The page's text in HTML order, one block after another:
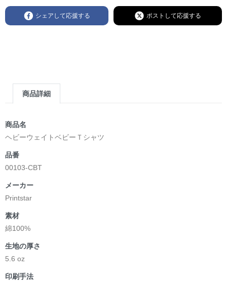
シェアして応援する ポストして応援する
商品詳細
商品名
ヘビーウェイトベビーＴシャツ
品番
00103-CBT
メーカー
Printstar
素材
綿100%
生地の厚さ
5.6 oz
印刷手法